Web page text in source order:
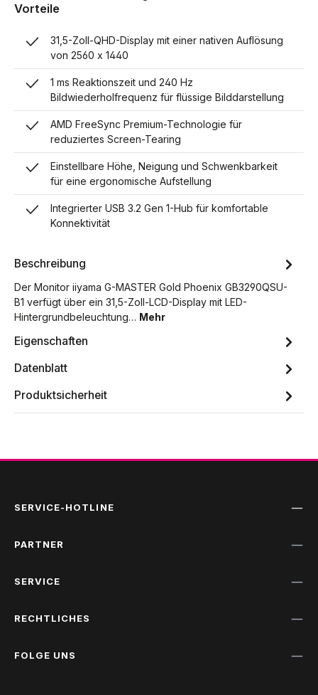
Vorteile
31,5-Zoll-QHD-Display mit einer nativen Auflösung
von 2560 x 1440
1 ms Reaktionszeit und 240 Hz
Bildwiederholfrequenz für flüssige Bilddarstellung
AMD FreeSync Premium-Technologie für
reduziertes Screen-Tearing
Einstellbare Höhe, Neigung und Schwenkbarkeit
für eine ergonomische Aufstellung
Integrierter USB 3.2 Gen 1-Hub für komfortable
Konnektivität
Beschreibung
Der Monitor iiyama G-MASTER Gold Phoenix GB3290QSU-
B1 verfügt über ein 31,5-Zoll-LCD-Display mit LED-
Hintergrundbeleuchtung… Mehr
Eigenschaften
Datenblatt
Produktsicherheit
SERVICE-HOTLINE
PARTNER
SERVICE
RECHTLICHES
FOLGE UNS